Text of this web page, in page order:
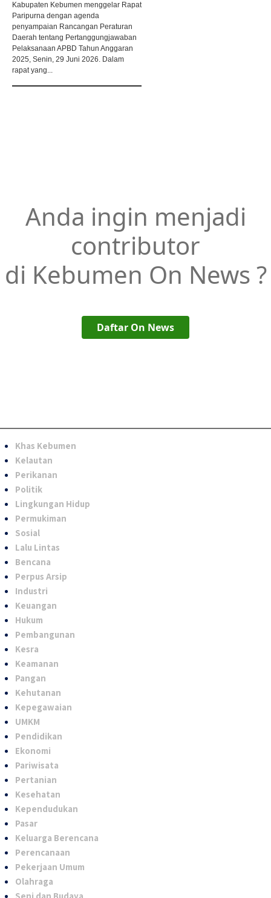
Kabupaten Kebumen menggelar Rapat
Paripurna dengan agenda
penyampaian Rancangan Peraturan
Daerah tentang Pertanggungjawaban
Pelaksanaan APBD Tahun Anggaran
2025, Senin, 29 Juni 2026. Dalam
rapat yang...
Anda ingin menjadi
contributor
di Kebumen On News ?
Daftar On News
Khas Kebumen
Kelautan
Perikanan
Politik
Lingkungan Hidup
Permukiman
Sosial
Lalu Lintas
Bencana
Perpus Arsip
Industri
Keuangan
Hukum
Pembangunan
Kesra
Keamanan
Pangan
Kehutanan
Kepegawaian
UMKM
Pendidikan
Ekonomi
Pariwisata
Pertanian
Kesehatan
Kependudukan
Pasar
Keluarga Berencana
Perencanaan
Pekerjaan Umum
Olahraga